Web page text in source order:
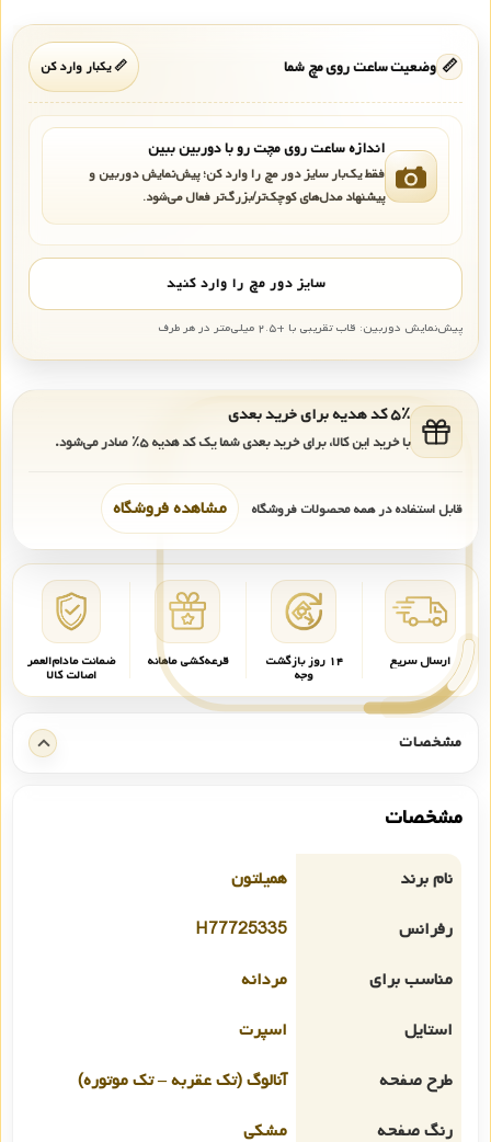
📏 وضعیت ساعت روی مچ شما 📏 یکبار وارد کن
اندازه ساعت روی مچت رو با دوربین ببین
فقط یک‌بار سایز دور مچ را وارد کن؛ پیش‌نمایش دوربین و
پیشنهاد مدل‌های کوچک‌تر/بزرگ‌تر فعال می‌شود.
سایز دور مچ را وارد کنید
پیش‌نمایش دوربین: قاب تقریبی با +۲.۵ میلی‌متر در هر طرف
۵٪ کد هدیه برای خرید بعدی
با خرید این کالا، برای خرید بعدی شما یک کد هدیه۵٪ صادر می‌شود.
قابل استفاده در همه محصولات فروشگاه مشاهده فروشگاه
ارسال سریع ۱۴ روز بازگشت
وجه
قرعه‌کشی ماهانه ضمانت مادام‌العمر
اصالت کالا
مشخصات
مشخصات
نام برند
همیلتون
رفرانس
H77725335
مناسب برای
مردانه
استایل
اسپرت
طرح صفحه
آنالوگ (تک عقربه – تک موتوره)
رنگ صفحه
مشکی